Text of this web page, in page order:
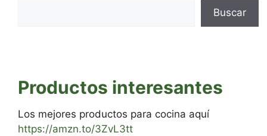
Buscar
Productos interesantes
Los mejores productos para cocina aquí
https://amzn.to/3ZvL3tt